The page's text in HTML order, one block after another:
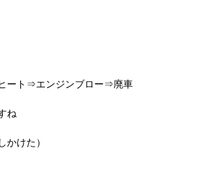
ート⇒エンジンブロー⇒廃車
ね
かけた）